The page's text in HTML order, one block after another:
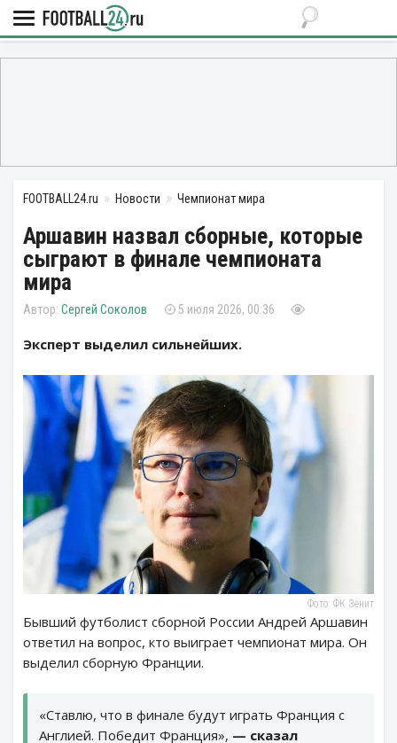
FOOTBALL24.ru Новости Чемпионат мира
Аршавин назвал сборные, которые
сыграют в финале чемпионата
мира
Сергей Соколов 5 июля 2026, 00:36
Эксперт выделил сильнейших.
Фото: ФК Зенит
Бывший футболист сборной России Андрей Аршавин
ответил на вопрос, кто выиграет чемпионат мира. Он
выделил сборную Франции.
«Ставлю, что в финале будут играть Франция с
Англией. Победит Франция», — сказал